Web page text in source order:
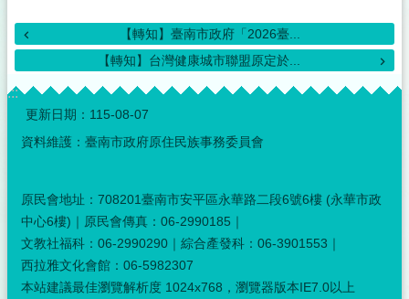
【轉知】臺南市政府「2026臺...
【轉知】台灣健康城市聯盟原定於...
:::
更新日期： 115-08-07
資料維護：臺南市政府原住民族事務委員會
原民會地址：708201臺南市安平區永華路二段6號6樓 (永華市政
中心6樓)｜原民會傳真：06-2990185｜
文教社福科：06-2990290｜綜合產發科：06-3901553｜
西拉雅文化會館：06-5982307
本站建議最佳瀏覽解析度 1024x768，瀏覽器版本IE7.0以上